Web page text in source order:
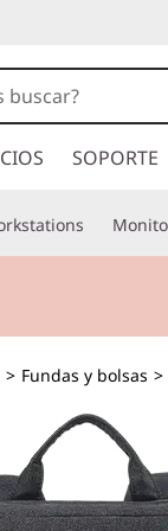
SOPORTE
> Fundas y bolsas >